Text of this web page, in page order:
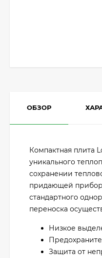
ОБЗОР
Компактная плита
уникального
сохранении
придающей
стандартного
переноска
Низкое
Защита от